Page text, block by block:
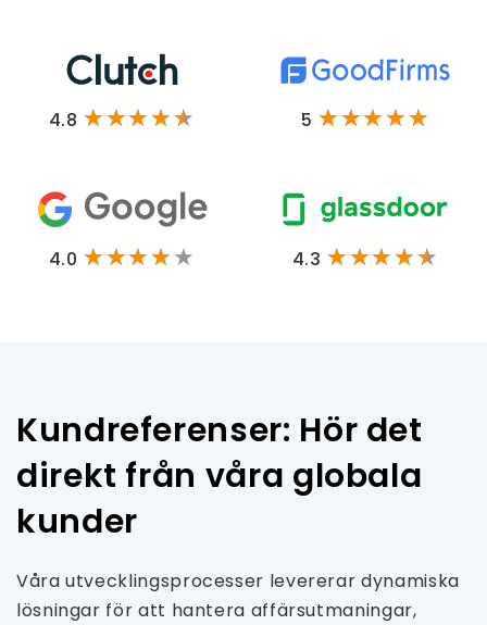
4.8 5
4.0 4.3
Kundreferenser: Hör det
direkt från våra globala
kunder
Våra utvecklingsprocesser levererar dynamiska
lösningar för att hantera affärsutmaningar,